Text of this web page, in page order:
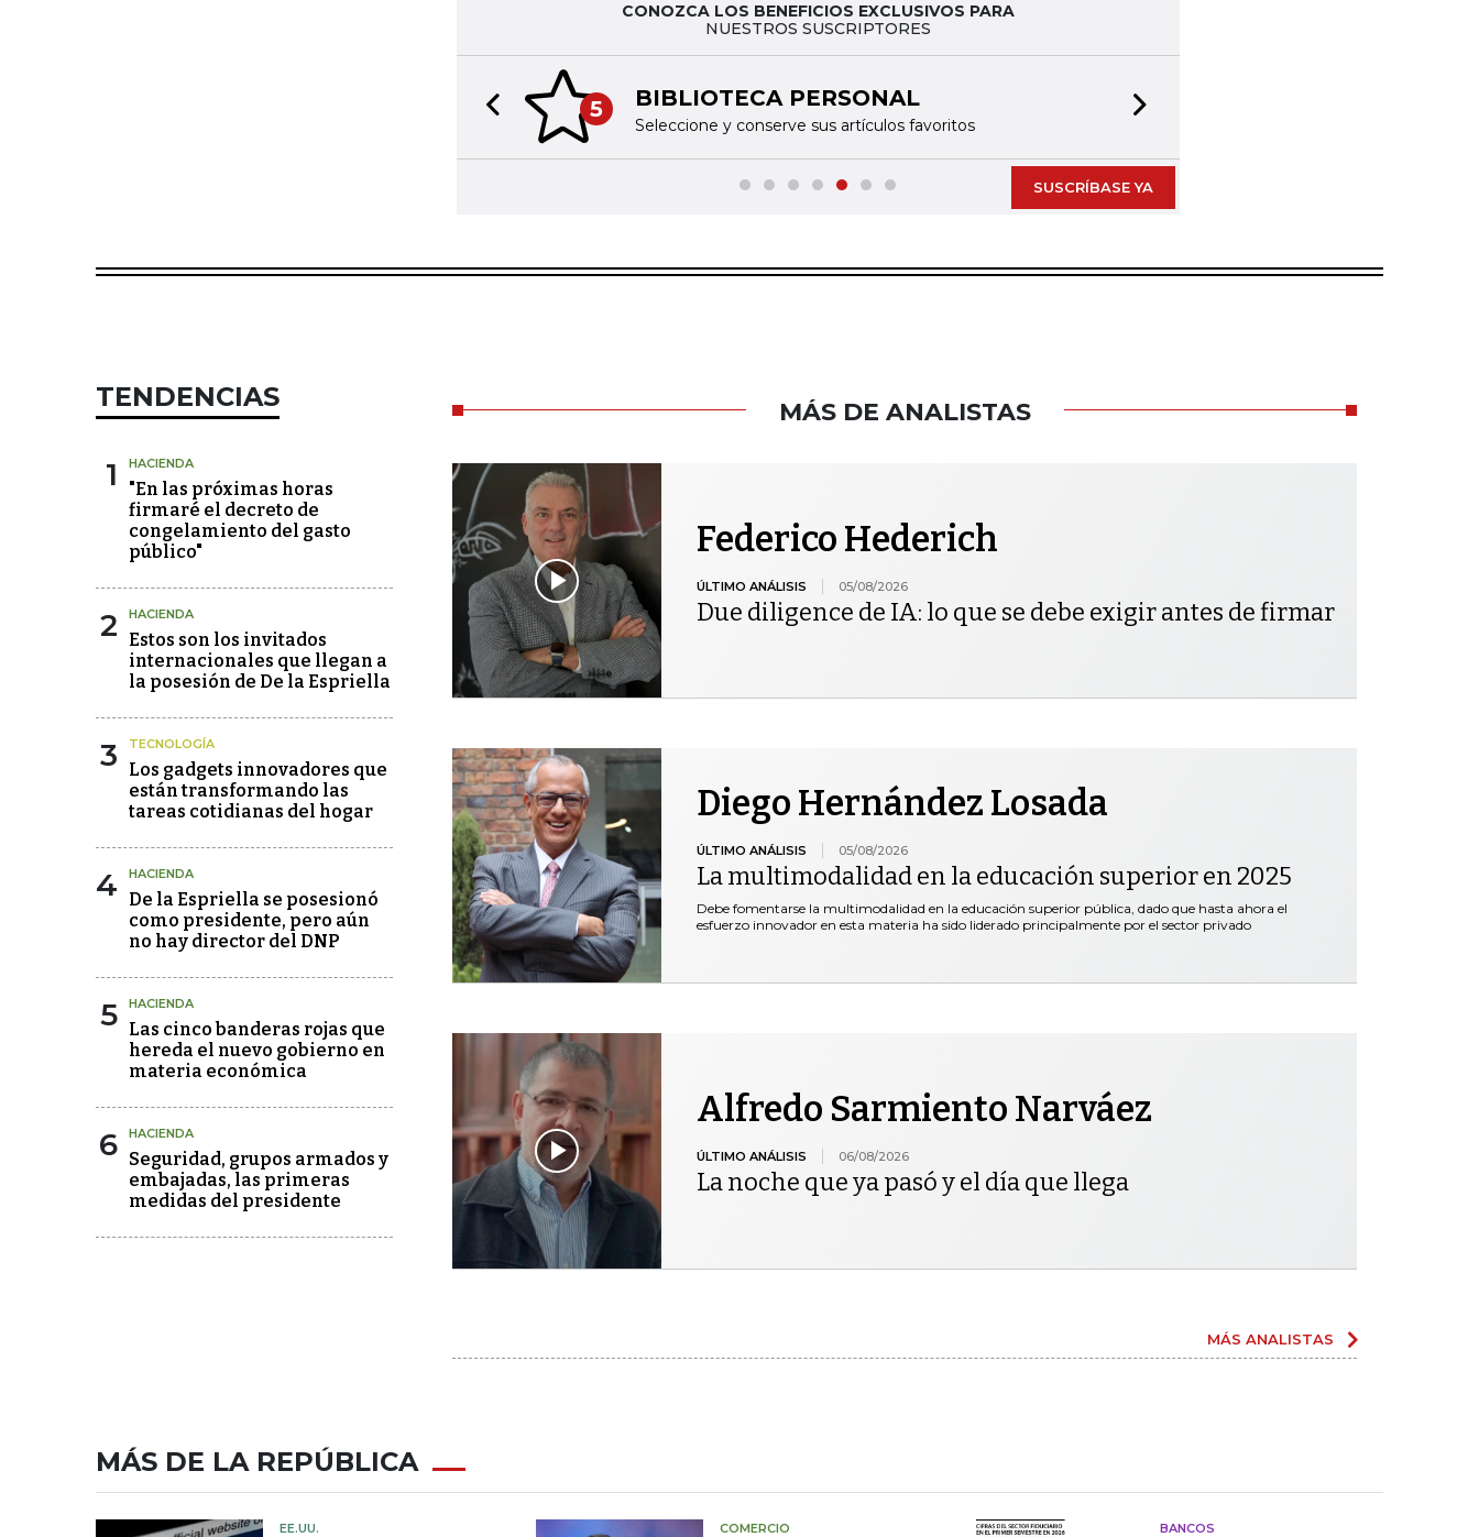
CONOZCA LOS BENEFICIOS EXCLUSIVOS PARA
NUESTROS SUSCRIPTORES
5 BIBLIOTECA PERSONAL
Seleccione y conserve sus artículos favoritos
Previous slide
SUSCRÍBASE YA
TENDENCIAS
1 HACIENDA
"En las próximas horas
firmaré el decreto de
congelamiento del gasto
público"
2 HACIENDA
Estos son los invitados
internacionales que llegan a
la posesión de De la Espriella
3 TECNOLOGÍA
Los gadgets innovadores que
están transformando las
tareas cotidianas del hogar
4 HACIENDA
De la Espriella se posesionó
como presidente, pero aún
no hay director del DNP
5 HACIENDA
Las cinco banderas rojas que
hereda el nuevo gobierno en
materia económica
6 HACIENDA
Seguridad, grupos armados y
embajadas, las primeras
medidas del presidente
MÁS DE ANALISTAS
Federico Hederich
ÚLTIMO ANÁLISIS 05/08/2026
Due diligence de IA: lo que se debe exigir antes de firmar
Diego Hernández Losada
ÚLTIMO ANÁLISIS 05/08/2026
La multimodalidad en la educación superior en 2025
Debe fomentarse la multimodalidad en la educación superior pública, dado que hasta ahora el
esfuerzo innovador en esta materia ha sido liderado principalmente por el sector privado
Alfredo Sarmiento Narváez
ÚLTIMO ANÁLISIS 06/08/2026
La noche que ya pasó y el día que llega
MÁS ANALISTAS
MÁS DE LA REPÚBLICA
EE.UU. COMERCIO BANCOS